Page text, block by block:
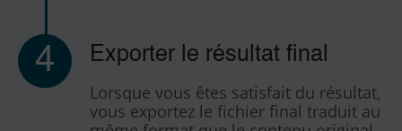
4 Exporter le résultat final
Lorsque vous êtes satisfait du résultat,
vous exportez le fichier final traduit au